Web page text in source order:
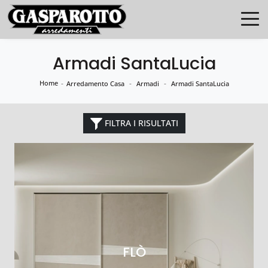
Armadi SantaLucia
Home - Arredamento Casa - Armadi - Armadi SantaLucia
FILTRA I RISULTATI
FLÒ